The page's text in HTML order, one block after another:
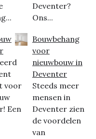
voor
Een
Deventer?
Ons...
Bouwbehang
voor
nieuwbouw in
Deventer
Steeds meer
mensen in
Deventer zien
de voordelen
van